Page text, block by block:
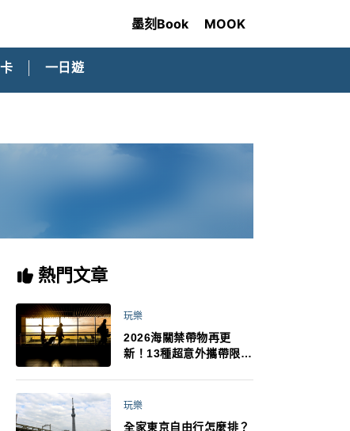
墨刻Book MOOK
一日遊
熱門文章
玩樂
2026海關禁帶物再更
新！13種超意外攜帶限
最高還罰百萬！注意事項
玩樂
全家東京自由行怎麼排？